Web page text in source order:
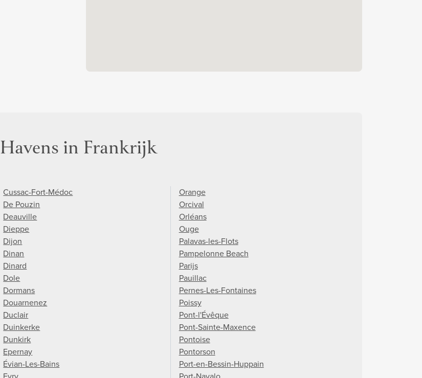
Havens in Frankrijk
Cussac-Fort-Médoc
De Pouzin
Deauville
Dieppe
Dijon
Dinan
Dinard
Dole
Dormans
Douarnenez
Duclair
Duinkerke
Dunkirk
Epernay
Évian-Les-Bains
Orange
Orcival
Orléans
Ouge
Palavas-les-Flots
Pampelonne Beach
Parijs
Pauillac
Pernes-Les-Fontaines
Poissy
Pont-l'Évêque
Pont-Sainte-Maxence
Pontoise
Pontorson
Port-en-Bessin-Huppain